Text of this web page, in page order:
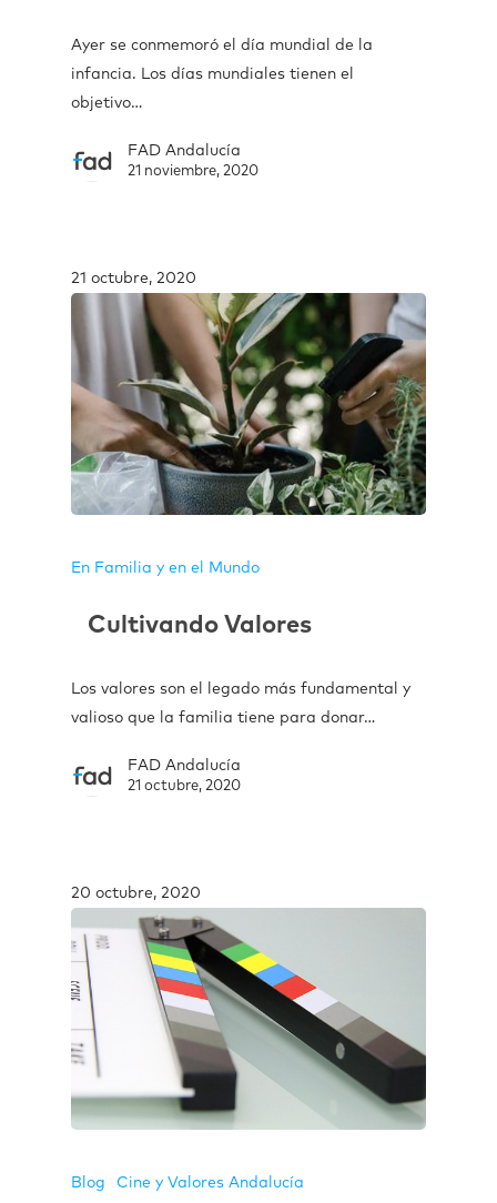
Ayer se conmemoró el día mundial de la
infancia. Los días mundiales tienen el
objetivo…
FAD Andalucía
21 noviembre, 2020
21 octubre, 2020
En Familia y en el Mundo
Cultivando Valores
Los valores son el legado más fundamental y
valioso que la familia tiene para donar…
FAD Andalucía
21 octubre, 2020
20 octubre, 2020
Blog Cine y Valores Andalucía